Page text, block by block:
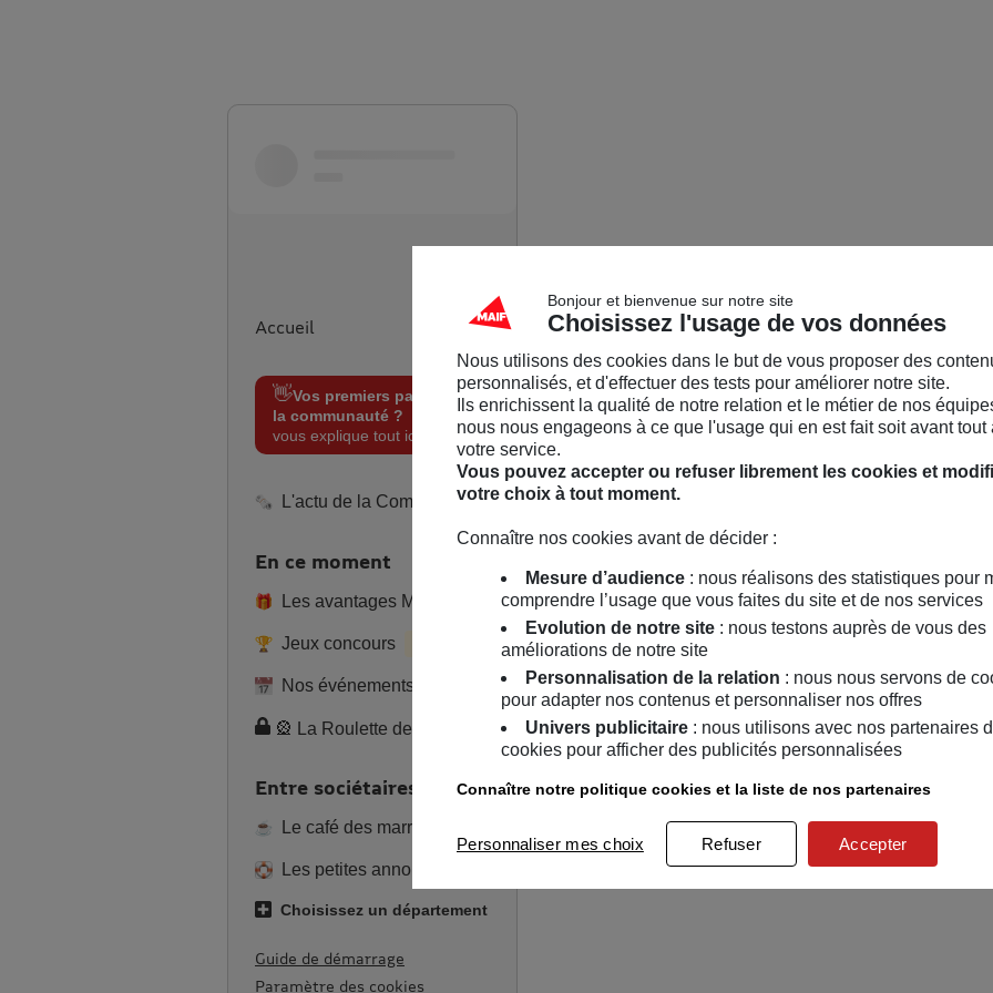
Accueil
👋Vos premiers pas sur
la communauté ?
vous explique tout ici !
L'actu de la Commu
En ce moment
Les avantages MAIF
Jeux concours
Nos événements
🎡 La Roulette de l’été 2
Entre sociétaires
Le café des marronniers
Les petites annonces
Choisissez un département
Guide de démarrage
Paramètre des cookies
Samedi 13 juin,de 18 à 22 heures, BICLOU, la fête du velo
Reims. Il y aura divers ateliers: de réparation, de
de l'association Jazzus,coopérative culturelle, y tiendra un
des lots à gagner. Cette soirée est gratuite, nous enverrons
pourrons s'inscrire.
Biclou 2026.pdf
Aimé par 2 membres
2
Missions Concours
Bonjour et bienvenue sur notre site
Choisissez l'usage de vos données
Nous utilisons des cookies dans le but de vous proposer des
personnalisés, et d'effectuer des tests pour améliorer notre site.
Ils enrichissent la qualité de notre relation et le métier de nos
nous nous engageons à ce que l'usage qui en est fait soit avant tout
votre service.
Vous pouvez accepter ou refuser librement les cookies et
votre choix à tout moment.
Connaître nos cookies avant de décider :
Mesure d’audience : nous réalisons des statistiques pour
comprendre l’usage que vous faites du site et de nos services
Evolution de notre site : nous testons auprès de vous des
améliorations de notre site
Personnalisation de la relation : nous nous servons de
pour adapter nos contenus et personnaliser nos offres
Univers publicitaire : nous utilisons avec nos partenaires
cookies pour afficher des publicités personnalisées
Connaître notre politique cookies et la liste de nos partenaires
Personnaliser mes choix Refuser Accepter